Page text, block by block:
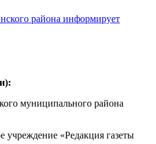
района информирует
муниципального района
«Редакция газеты